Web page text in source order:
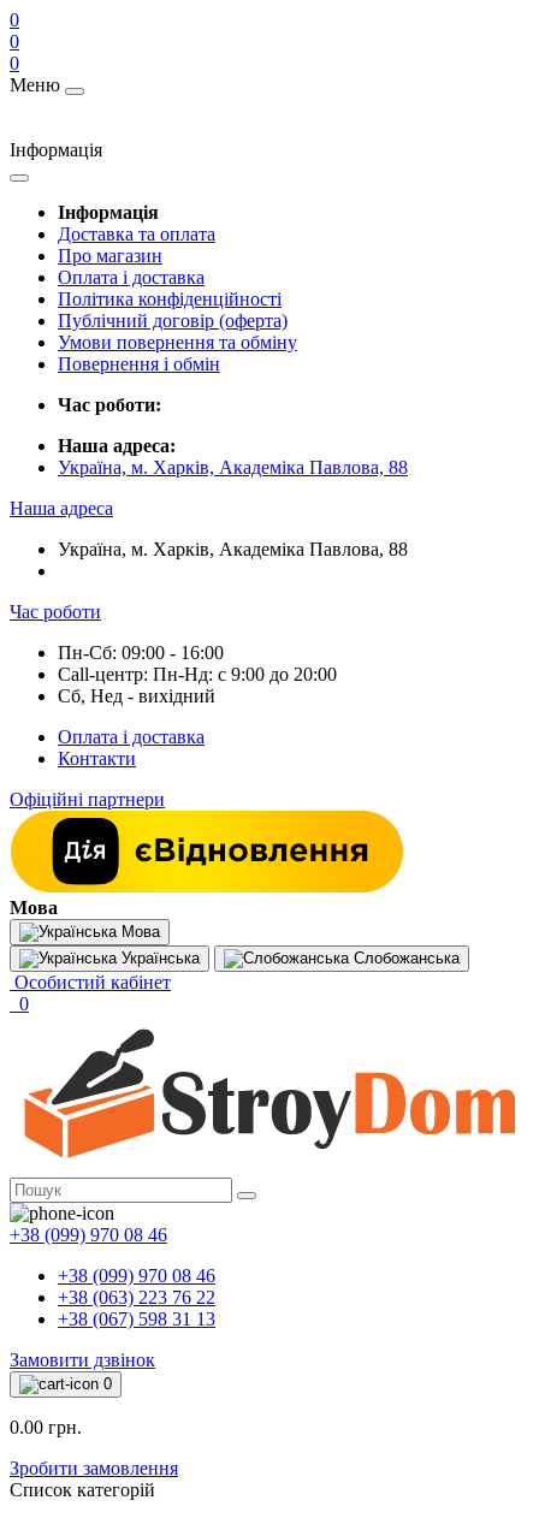
0
0
0
Меню
Інформація
Інформація
Доставка та оплата
Про магазин
Оплата і доставка
Політика конфіденційності
Публічний договір (оферта)
Умови повернення та обміну
Повернення і обмін
Час роботи:
Наша адреса:
Україна, м. Харків, Академіка Павлова, 88
Наша адреса
Україна, м. Харків, Академіка Павлова, 88
Час роботи
Пн-Сб: 09:00 - 16:00
Call-центр: Пн-Нд: с 9:00 до 20:00
Сб, Нед - вихідний
Оплата і доставка
Контакти
Офіційні партнери
Мова
Мова
Українська
Слобожанська
Особистий кабінет
0
+38 (099) 970 08 46
+38 (099) 970 08 46
+38 (063) 223 76 22
+38 (067) 598 31 13
Замовити дзвінок
0
0.00 грн.
Зробити замовлення
Список категорій